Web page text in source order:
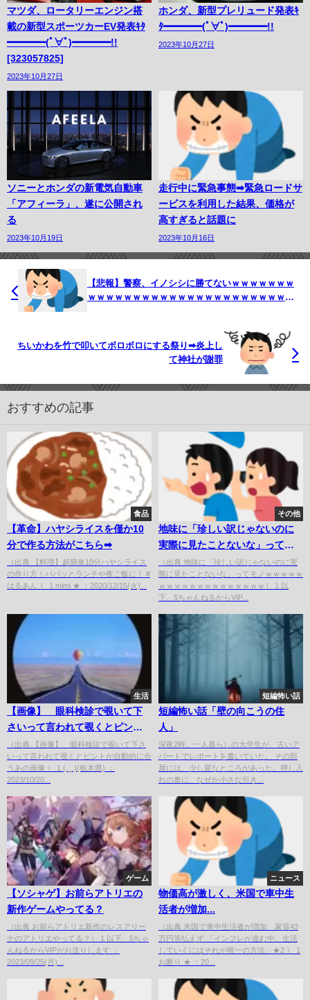
マツダ、ロータリーエンジン搭
載の新型スポーツカーEV発表ｷﾀ
━━━━(ﾟ∀ﾟ)━━━━!!
[323057825]
2023年10月27日
ホンダ、新型プレリュード発表ｷ
ﾀ━━━━(ﾟ∀ﾟ)━━━━!!
2023年10月27日
ソニーとホンダの新電気自動車
「アフィーラ」、遂に公開され
る
2023年10月19日
走行中に緊急事態➡︎緊急ロードサ
ービスを利用した結果、価格が
高すぎると話題に
2023年10月16日
【悲報】警察、イノシシに勝てないｗｗｗｗｗｗｗ
ｗｗｗｗｗｗｗｗｗｗｗｗｗｗｗｗｗｗｗｗｗｗｗ
ちいかわを竹で叩いてボロボロにする祭り➡︎炎上し
て神社が謝罪
おすすめの記事
食品
【革命】ハヤシライスを僅か10
分で作る方法がこちら➡︎
（出典 【料理】超簡単10分ハヤシライス
の作り方！パパッとランチや夜ご飯に！ #
はるあん ） 1 mimi ★ ：2020/12/15(火)...
その他
地味に「珍しい訳じゃないのに
実際に見たことないな」ってモ
ノｗｗｗｗｗｗｗｗｗｗｗｗｗ
ｗｗｗｗｗｗ
（出典 地味に「珍しい訳じゃないのに実
際に見たことないな」ってモノｗｗｗｗｗ
ｗｗｗｗｗｗｗｗｗｗｗｗｗｗ） 1 以
下、5ちゃんねるからVIP...
生活
【画像】 眼科検診で覗いて下
さいって言われて覗くとピント
が自動的に合うあの画像
（出典 【画像】 眼科検診で覗いて下さ
いって言われて覗くとピントが自動的に合
うあの画像 ） 1 (._.)(栃木県) ：
2023/10/20...
短編怖い話
短編怖い話「壁の向こうの住
人」
深夜2時。一人暮らしの大学生が、古いア
パートでレポートを書いていた。 その部
屋には、少し変なところがあった。押し入
れの奥に、なぜか小さな引き...
ゲーム
【ソシャゲ】お前らアトリエの
新作ゲームやってる？
（出典 お前らアトリエ新作のレスアリー
ナのアトリエやってる？） 1 以下、5ちゃ
んねるからVIPがお送りします ：
2023/09/25(月)...
ニュース
物価高が激しく、米国で車中生
活者が増加...
（出典 米国で車中生活者が増加 家賃43
万円等払えず 「インフレが進む中、生活
していくにはそれが唯一の方法」★2 ） 1
お断り ★ ：20...